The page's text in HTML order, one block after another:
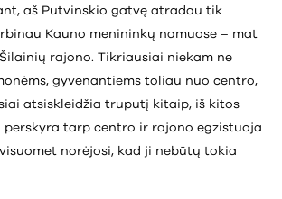
aš Putvinskio gatvę atradau tik
Kauno menininkų namuose – mat
rajono. Tikriausiai niekam ne
gyvenantiems toliau nuo centro,
atsiskleidžia truputį kitaip, iš kitos
perskyra tarp centro ir rajono egzistuoja
norėjosi, kad ji nebūtų tokia